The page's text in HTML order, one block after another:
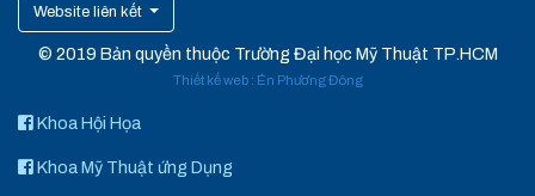
Website liên kết
© 2019 Bản quyền thuộc Trường Đại học Mỹ Thuật TP.HCM
Thiết kế web: Én Phương Đông
Khoa Hội Họa
Khoa Mỹ Thuật ứng Dụng